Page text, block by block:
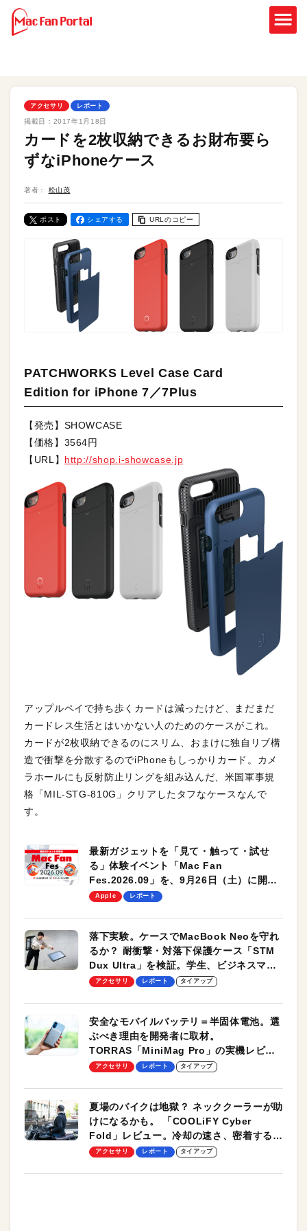
アクセサリ レポート
掲載日： 2017年1月18日
カードを2枚収納できるお財布要ら
ずなiPhoneケース
著者： 松山茂
ポスト シェアする URLのコピー
PATCHWORKS Level Case Card
Edition for iPhone 7／7Plus
【発売】SHOWCASE
【価格】3564円
【URL】 http://shop.i-showcase.jp
アップルペイで持ち歩くカードは減ったけど、まだまだ
カードレス生活とはいかない人のためのケースがこれ。
カードが2枚収納できるのにスリム、おまけに独自リブ構
造で衝撃を分散するのでiPhoneもしっかりカード。カメ
ラホールにも反射防止リングを組み込んだ、米国軍事規
格「MIL-STG-810G」クリアしたタフなケースなんで
す。
最新ガジェットを「見て・触って・試せ
る」体験イベント「Mac Fan
Fes.2026.09」を、9月26日（土）に開催
します！
Apple レポート
落下実験。ケースでMacBook Neoを守れ
るか？ 耐衝撃・対落下保護ケース「STM
Dux Ultra」を検証。学生、ビジネスマン
のモバイルユースに最適！
アクセサリ レポート タイアップ
安全なモバイルバッテリ＝半固体電池。選
ぶべき理由を開発者に取材。
TORRAS「MiniMag Pro」の実機レビュ
ーも
アクセサリ レポート タイアップ
夏場のバイクは地獄？ ネッククーラーが助
けになるかも。 「COOLiFY Cyber
Fold」レビュー。冷却の速さ、密着する冷
却プレート、シンプルな操作性がグッド！
アクセサリ レポート タイアップ